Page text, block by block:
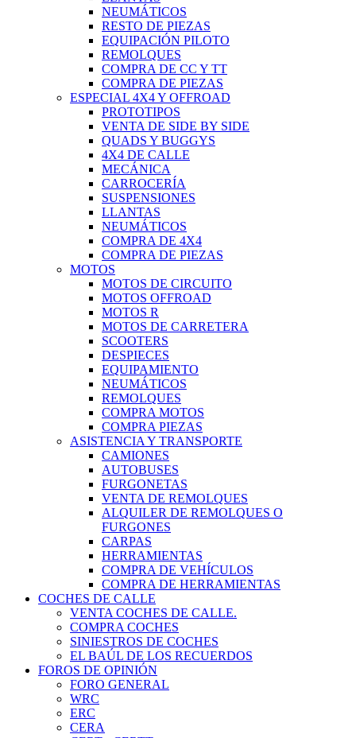
NEUMÁTICOS
RESTO DE PIEZAS
EQUIPACIÓN PILOTO
REMOLQUES
COMPRA DE CC Y TT
COMPRA DE PIEZAS
ESPECIAL 4X4 Y OFFROAD
PROTOTIPOS
VENTA DE SIDE BY SIDE
QUADS Y BUGGYS
4X4 DE CALLE
MECÁNICA
CARROCERÍA
SUSPENSIONES
LLANTAS
NEUMÁTICOS
COMPRA DE 4X4
COMPRA DE PIEZAS
MOTOS
MOTOS DE CIRCUITO
MOTOS OFFROAD
MOTOS R
MOTOS DE CARRETERA
SCOOTERS
DESPIECES
EQUIPAMIENTO
NEUMÁTICOS
REMOLQUES
COMPRA MOTOS
COMPRA PIEZAS
ASISTENCIA Y TRANSPORTE
CAMIONES
AUTOBUSES
FURGONETAS
VENTA DE REMOLQUES
ALQUILER DE REMOLQUES O
FURGONES
CARPAS
HERRAMIENTAS
COMPRA DE VEHÍCULOS
COMPRA DE HERRAMIENTAS
COCHES DE CALLE
VENTA COCHES DE CALLE.
COMPRA COCHES
SINIESTROS DE COCHES
EL BAÚL DE LOS RECUERDOS
FOROS DE OPINIÓN
FORO GENERAL
WRC
ERC
CERA